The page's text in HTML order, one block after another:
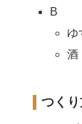
B
ゆ
つく